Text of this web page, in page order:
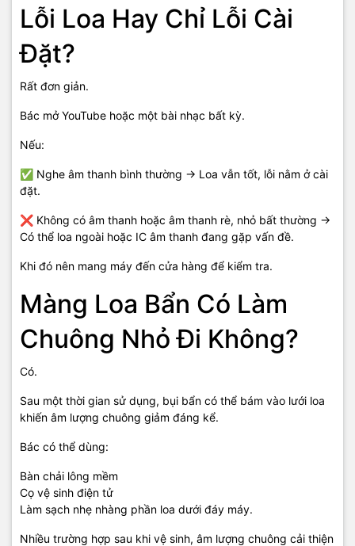
Lỗi Loa Hay Chỉ Lỗi Cài
Đặt?
Rất đơn giản.
Bác mở YouTube hoặc một bài nhạc bất kỳ.
Nếu:
✅ Nghe âm thanh bình thường → Loa vẫn tốt, lỗi nằm ở cài
đặt.
❌ Không có âm thanh hoặc âm thanh rè, nhỏ bất thường →
Có thể loa ngoài hoặc IC âm thanh đang gặp vấn đề.
Khi đó nên mang máy đến cửa hàng để kiểm tra.
Màng Loa Bẩn Có Làm
Chuông Nhỏ Đi Không?
Có.
Sau một thời gian sử dụng, bụi bẩn có thể bám vào lưới loa
khiến âm lượng chuông giảm đáng kể.
Bác có thể dùng:
Bàn chải lông mềm
Cọ vệ sinh điện tử
Làm sạch nhẹ nhàng phần loa dưới đáy máy.
Nhiều trường hợp sau khi vệ sinh, âm lượng chuông cải thiện